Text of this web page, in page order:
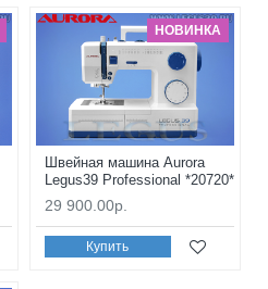
НОВИНКА
Швейная машина Aurora
Legus39 Professional *20720*
29 900.00р.
Купить